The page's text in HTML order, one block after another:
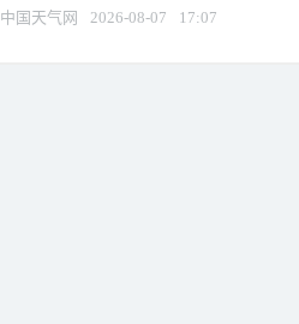
中国天气网 2026-08-07 17:07